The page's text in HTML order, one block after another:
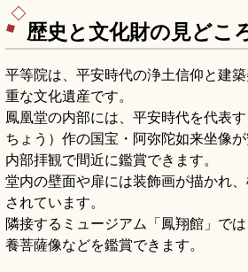
歴史と文化財の見どこ
平等院は、平安時代の浄土信仰と建
重な文化遺産です。
鳳凰堂の内部には、平安時代を代表
ちょう）作の国宝・阿弥陀如来坐像が
内部拝観で間近に鑑賞できます。
堂内の壁面や扉には装飾画が描かれ
されています。
隣接するミュージアム「鳳翔館」で
養菩薩像などを鑑賞できます。